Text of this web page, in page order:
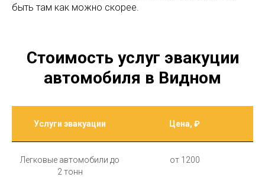
быть там как можно скорее.
Стоимость услуг эвакуции
автомобиля в Видном
Услуги эвакуации Цена, ₽
Легковые автомобили до
2 тонн
от 1200